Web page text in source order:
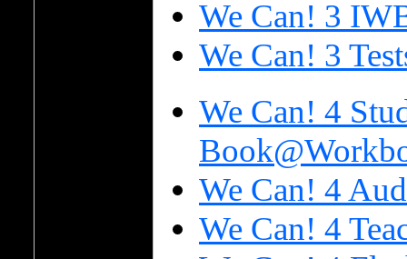
We Can! 3
We Can! 3
We Can! 4
We Can! 4
We Can! 4